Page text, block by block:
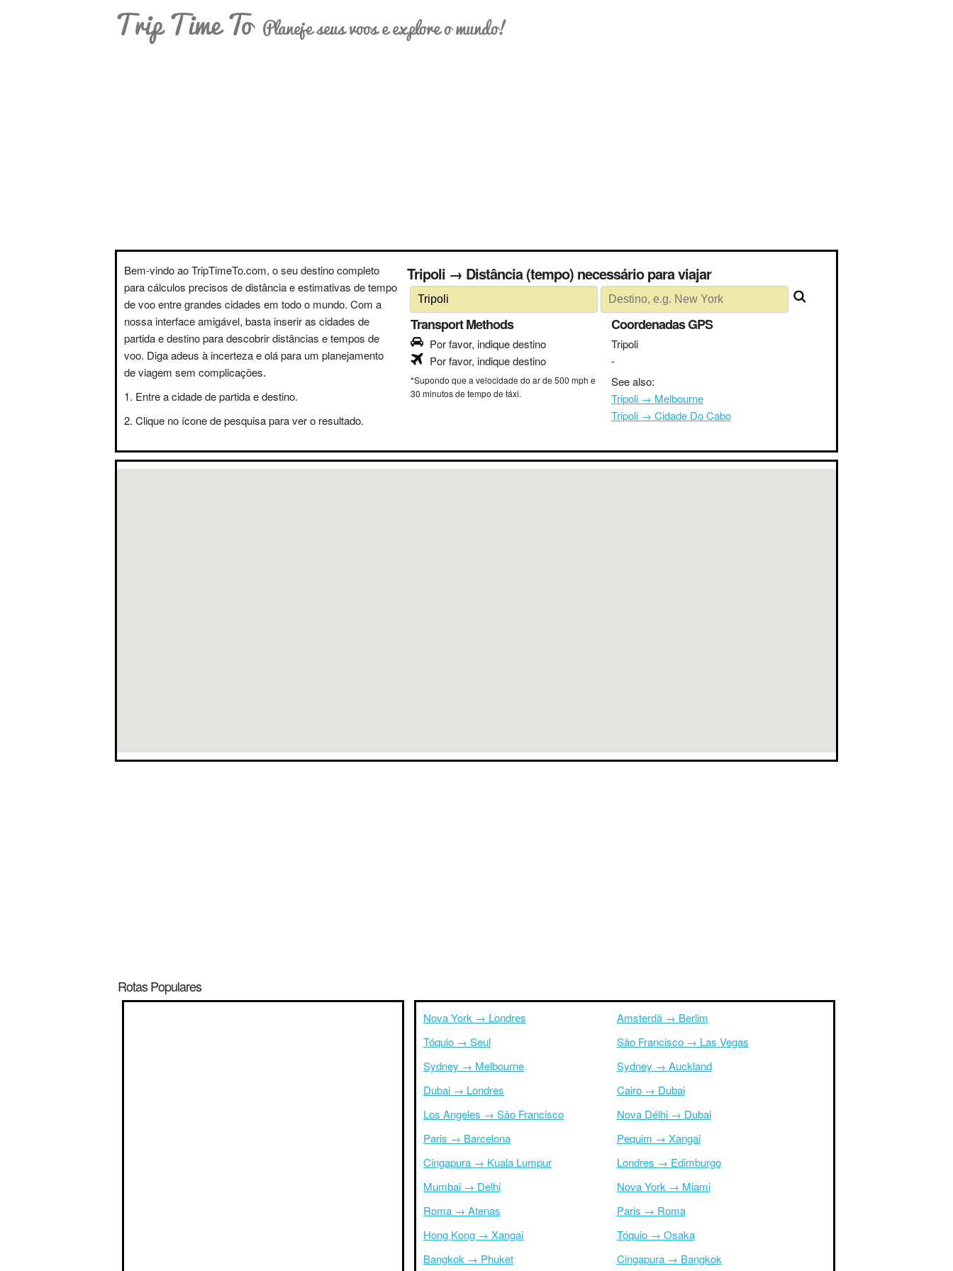
Trip Time To Planeje seus voos e explore o mundo!
Bem-vindo ao TripTimeTo.com, o seu destino completo
para cálculos precisos de distância e estimativas de tempo
de voo entre grandes cidades em todo o mundo. Com a
nossa interface amigável, basta inserir as cidades de
partida e destino para descobrir distâncias e tempos de
voo. Diga adeus à incerteza e olá para um planejamento
de viagem sem complicações.
Entre a cidade de partida e destino.
Clique no ícone de pesquisa para ver o resultado.
Tripoli → Distância (tempo) necessário para viajar
Transport Methods
Por favor, indique destino
Por favor, indique destino
*Supondo que a velocidade do ar de 500 mph e
30 minutos de tempo de táxi.
Coordenadas GPS
Tripoli
-
See also:
Tripoli → Melbourne
Tripoli → Cidade Do Cabo
Rotas Populares
Nova York → Londres
Tóquio → Seul
Sydney → Melbourne
Dubai → Londres
Los Angeles → São Francisco
Paris → Barcelona
Cingapura → Kuala Lumpur
Mumbai → Delhi
Roma → Atenas
Hong Kong → Xangai
Bangkok → Phuket
Amsterdã → Berlim
São Francisco → Las Vegas
Sydney → Auckland
Cairo → Dubai
Nova Délhi → Dubai
Pequim → Xangai
Londres → Edimburgo
Nova York → Miami
Paris → Roma
Tóquio → Osaka
Cingapura → Bangkok